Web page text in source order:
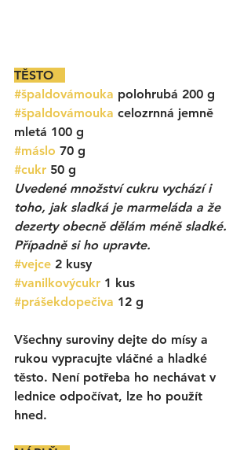
TĚSTO
#špaldovámouka polohrubá 200 g
#špaldovámouka celozrnná jemně
mletá 100 g
#máslo 70 g
#cukr 50 g
Uvedené množství cukru vychází i
toho, jak sladká je marmeláda a že
dezerty obecně dělám méně sladké.
Případně si ho upravte.
#vejce 2 kusy
#vanilkovýcukr 1 kus
#prášekdopečiva 12 g
Všechny suroviny dejte do mísy a
rukou vypracujte vláčné a hladké
těsto. Není potřeba ho nechávat v
lednice odpočívat, lze ho použít
hned.